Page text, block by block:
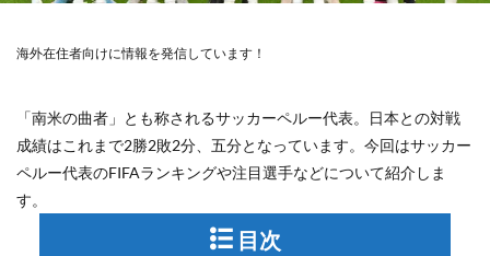
海外在住者向けに情報を発信しています！
「南米の曲者」とも称されるサッカーペルー代表。日本との対戦
成績はこれまで2勝2敗2分、五分となっています。今回はサッカー
ペルー代表のFIFAランキングや注目選手などについて紹介しま
す。
目次